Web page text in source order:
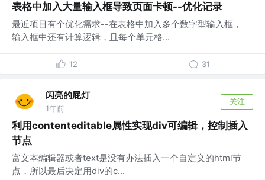
表格中加入大量输入框导致页面卡顿--优化记录
最近项目有个优化需求--在表格中加入多个数字型输入框，
输入框中还有计算逻辑，且每个单元格...
12 31
闪亮的屁灯
1年前
关注
利用contenteditable属性实现div可编辑，控制插入
节点
富文本编辑器或者text是没有办法插入一个自定义的html节
点，所以最后决定用div的c...